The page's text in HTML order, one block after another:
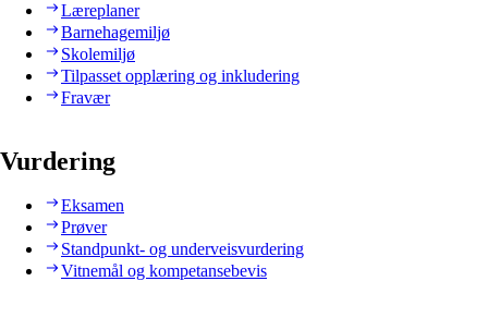
Læreplaner
Barnehagemiljø
Skolemiljø
Tilpasset opplæring og inkludering
Fravær
Vurdering
Eksamen
Prøver
Standpunkt- og underveisvurdering
Vitnemål og kompetansebevis